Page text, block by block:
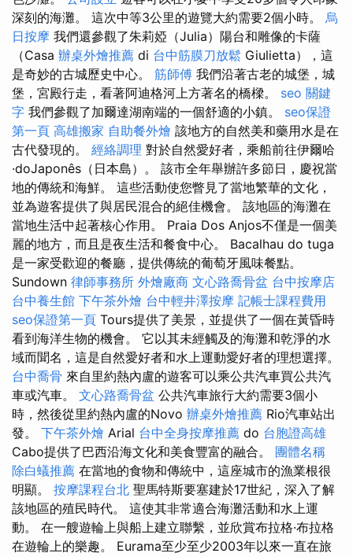
深刻的海灘。 這次中等3公里的遊覽大約需要2個小時。 烏
日按摩 我們還參觀了朱莉婭（Julia）陽台和雕像的卡薩
（Casa 辦桌外燴推薦 di 台中筋膜刀放鬆 Giulietta），這
是奇妙的古城歷史中心。 筋師傅 我們沿著古老的城堡，城
堡，宮殿行走，看著阿迪格河上方著名的橋樑。 seo 關鍵
字 我們參觀了加爾達湖南端的一個舒適的小鎮。 seo保證
第一頁 高雄搬家 自助餐外燴 該地方的自然美和藥用水是在
古代發現的。 經絡調理 對於自然愛好者，乘船前往伊爾哈
·doJaponês（日本島）。 該市全年舉辦許多節日，慶祝當
地的傳統和海鮮。 這些活動使您瞥見了當地繁華的文化，
並為遊客提供了與居民混合的絕佳機會。 該地區的海灘在
當地生活中起著核心作用。 Praia Dos Anjos不僅是一個美
麗的地方，而且是夜生活和餐食中心。 Bacalhau do tuga
是一家受歡迎的餐廳，提供傳統的葡萄牙風味餐點。
Sundown 律師事務所 外燴廠商 文心路喬骨盆 台中按摩店
台中養生館 下午茶外燴 台中輕井澤按摩 記帳士課程費用
seo保證第一頁 Tours提供了美景，並提供了一個在黃昏時
看到海洋生物的機會。 它以其未經觸及的海灘和乾淨的水
域而聞名，這是自然愛好者和水上運動愛好者的理想選擇。
台中喬骨 來自里約熱內盧的遊客可以乘公共汽車買公共汽
車或汽車。 文心路喬骨盆 公共汽車旅行大約需要3個小
時，然後從里約熱內盧的Novo 辦桌外燴推薦 Rio汽車站出
發。 下午茶外燴 Arial 台中全身按摩推薦 do 台胞證高雄
Cabo提供了巴西沿海文化和美食豐富的融合。 團體名稱
除白蟻推薦 在當地的食物和傳統中，這座城市的漁業根很
明顯。 按摩課程台北 聖馬特斯要塞建於17世紀，深入了解
該地區的殖民時代。 這使其非常適合海灘活動和水上運
動。 在一艘遊輪上與船上建立聯繫，並欣賞布拉格·布拉格
在遊輪上的樂趣。 Eurama至少至少2003年以來一直在旅